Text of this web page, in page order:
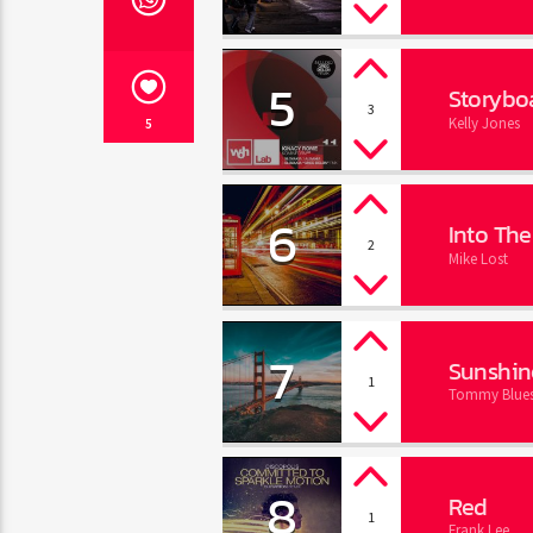
5 5 3
Kelly Jones
6 2 Into
Mike Lost
7 1
Tommy
8 1 Red